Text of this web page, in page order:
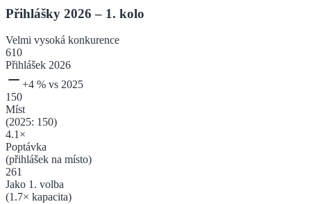
Přihlášky 2026 – 1. kolo
Velmi vysoká konkurence
610
Přihlášek 2026
+4 % vs 2025
150
Míst
(2025: 150)
4.1 ×
Poptávka
(přihlášek na místo)
261
Jako 1. volba
(1.7× kapacita)